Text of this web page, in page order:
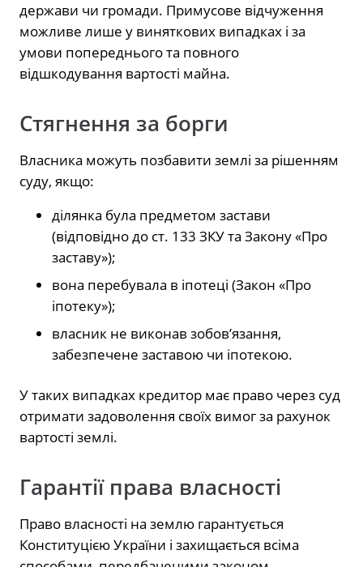
держави чи громади. Примусове відчуження
можливе лише у виняткових випадках і за
умови попереднього та повного
відшкодування вартості майна.
Стягнення за борги
Власника можуть позбавити землі за рішенням
суду, якщо:
ділянка була предметом застави
(відповідно до ст. 133 ЗКУ та Закону «Про
заставу»);
вона перебувала в іпотеці (Закон «Про
іпотеку»);
власник не виконав зобов’язання,
забезпечене заставою чи іпотекою.
У таких випадках кредитор має право через суд
отримати задоволення своїх вимог за рахунок
вартості землі.
Гарантії права власності
Право власності на землю гарантується
Конституцією України і захищається всіма